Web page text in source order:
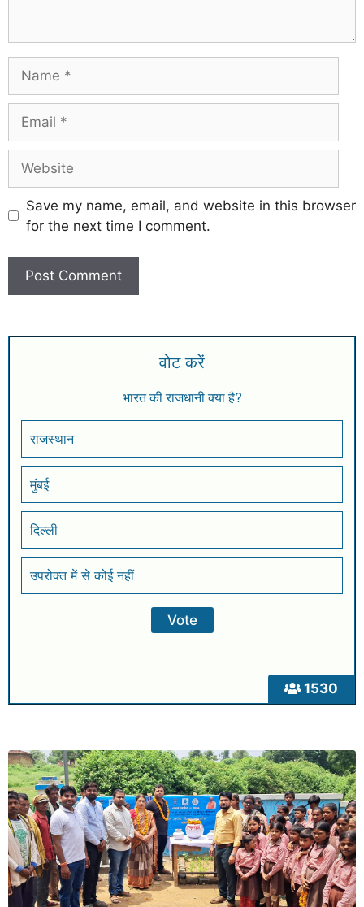
Save my name, email, and website in this browser
for the next time I comment.
1530
वोट करें
भारत की राजधानी क्या है?
राजस्थान
मुंबई
दिल्ली
उपरोक्त में से कोई नहीं